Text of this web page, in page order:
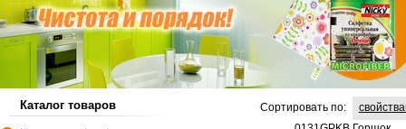
Каталог товаров Сортировать по: